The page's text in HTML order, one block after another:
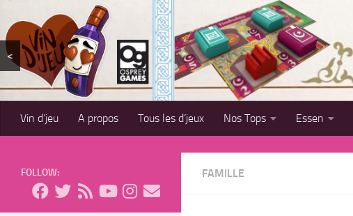
Skip to content
<
Vin d’jeu A propos Tous les d’jeux Nos Tops Essen
FAMILLE
FOLLOW: